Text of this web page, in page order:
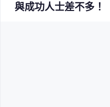
與成功人士差不多！